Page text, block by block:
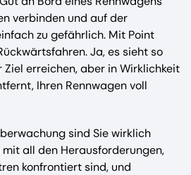
verbinden und auf der
zu gefährlich. Mit Point
Ja, es sieht so
Ziel erreichen, aber in Wirklichkeit
Ihren Rennwagen voll
sind Sie wirklich
all den Herausforderungen,
konfrontiert sind, und